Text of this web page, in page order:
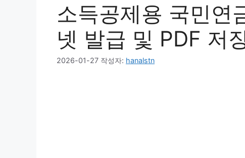
소득공제용 국민연
넷 발급 및 PDF 저
2026-01-27 작성자: hanalstn